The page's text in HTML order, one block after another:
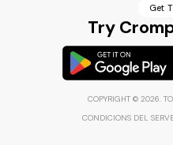
Get
Try
COPYRIGHT © 2026.
CONDICIONS DEL